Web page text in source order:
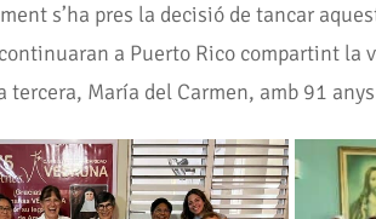
s’ha pres la decisió de tancar
a Puerto Rico compartint la
tercera, María del Carmen, amb 91